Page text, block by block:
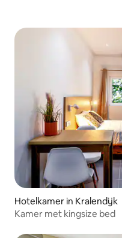
Hotelkamer in Kralendijk
Kamer met kingsize bed